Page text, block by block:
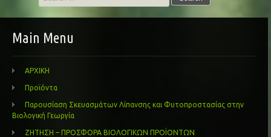
for:
Main Menu
ΑΡΧΙΚΗ
Προϊόντα
Παρουσίαση Σκευασμάτων Λίπανσης και Φυτοπροστασίας στην
Βιολογική Γεωργία
ΖΗΤΗΣΗ – ΠΡΟΣΦΟΡΑ ΒΙΟΛΟΓΙΚΩΝ ΠΡΟΪΟΝΤΩΝ